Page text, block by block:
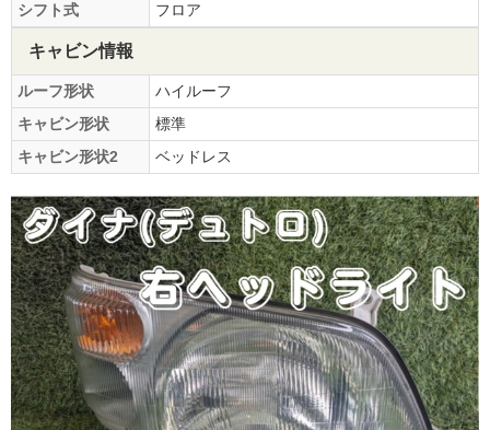
シフト式
フロア
キャビン情報
ルーフ形状
ハイルーフ
キャビン形状
標準
キャビン形状2
ベッドレス